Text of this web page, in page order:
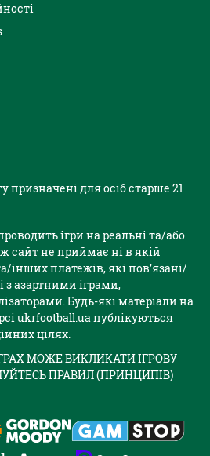
призначені для осіб старше 21
ігри на реальні та/або
сайт не приймає ні в якій
інших платежів, які пов’язані/
з азартними іграми,
Будь-які матеріали на
ukrfootball.ua публікуються
цілях.
МОЖЕ ВИКЛИКАТИ ІГРОВУ
ПРАВИЛ (ПРИНЦИПІВ)